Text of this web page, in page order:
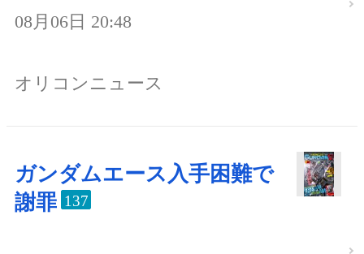
08月06日 20:48
オリコンニュース
ガンダムエース入手困難で
謝罪 137